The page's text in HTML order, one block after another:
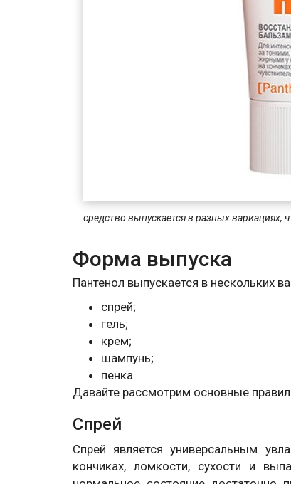
средство выпускается в разных вариациях,
Форма выпуска
Пантенол выпускается в нескольких
спрей;
гель;
крем;
шампунь;
пенка.
Давайте рассмотрим основные
Спрей
Спрей является универсальным
кончиках, ломкости, сухости и